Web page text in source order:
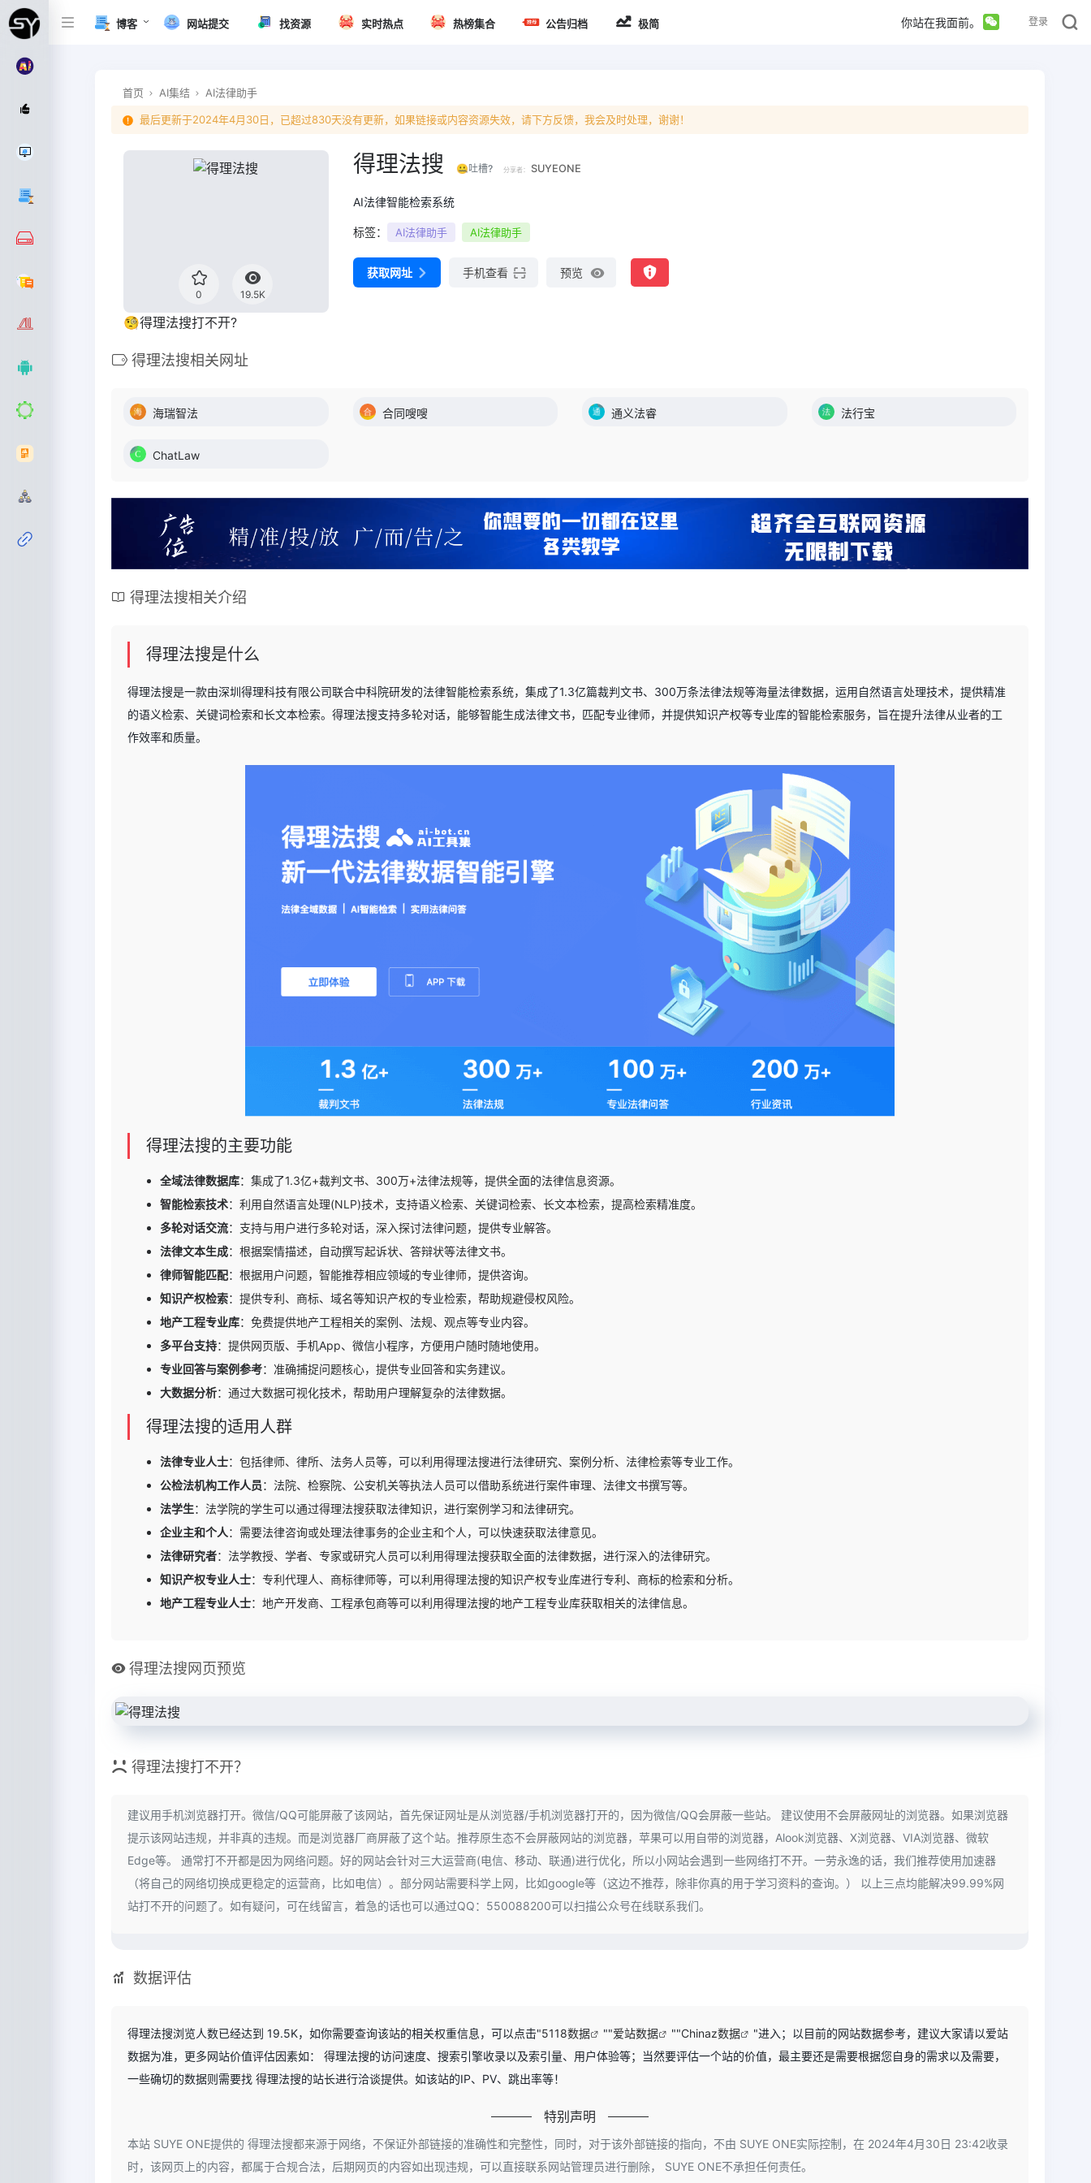
博客 网站提交 找资源 实时热点 热榜集合 公告归档 极简 你站在我面前。 登录
首页 AI集结 AI法律助手
最后更新于2024年4月30日，已超过830天没有更新，如果链接或内容资源失效，请下方反馈，我会及时处理，谢谢！
0 19.5K
🧐得理法搜打不开?
得理法搜 🤐吐槽? 分享者： SUYEONE
AI法律智能检索系统
标签： AI法律助手 AI法律助手
获取网址 手机查看 预览
得理法搜相关网址
海瑞智法 合同嗖嗖 通义法睿 法行宝
ChatLaw
得理法搜相关介绍
得理法搜是什么
得理法搜是一款由深圳得理科技有限公司联合中科院研发的法律智能检索系统，集成了1.3亿篇裁判文书、300万条法律法规等海量法律数据，运用自然语言处理技术，提供精准
的语义检索、关键词检索和长文本检索。得理法搜支持多轮对话，能够智能生成法律文书，匹配专业律师，并提供知识产权等专业库的智能检索服务，旨在提升法律从业者的工
作效率和质量。
得理法搜的主要功能
全域法律数据库：集成了1.3亿+裁判文书、300万+法律法规等，提供全面的法律信息资源。
智能检索技术：利用自然语言处理(NLP)技术，支持语义检索、关键词检索、长文本检索，提高检索精准度。
多轮对话交流：支持与用户进行多轮对话，深入探讨法律问题，提供专业解答。
法律文本生成：根据案情描述，自动撰写起诉状、答辩状等法律文书。
律师智能匹配：根据用户问题，智能推荐相应领域的专业律师，提供咨询。
知识产权检索：提供专利、商标、域名等知识产权的专业检索，帮助规避侵权风险。
地产工程专业库：免费提供地产工程相关的案例、法规、观点等专业内容。
多平台支持：提供网页版、手机App、微信小程序，方便用户随时随地使用。
专业回答与案例参考：准确捕捉问题核心，提供专业回答和实务建议。
大数据分析：通过大数据可视化技术，帮助用户理解复杂的法律数据。
得理法搜的适用人群
法律专业人士：包括律师、律所、法务人员等，可以利用得理法搜进行法律研究、案例分析、法律检索等专业工作。
公检法机构工作人员：法院、检察院、公安机关等执法人员可以借助系统进行案件审理、法律文书撰写等。
法学生：法学院的学生可以通过得理法搜获取法律知识，进行案例学习和法律研究。
企业主和个人：需要法律咨询或处理法律事务的企业主和个人，可以快速获取法律意见。
法律研究者：法学教授、学者、专家或研究人员可以利用得理法搜获取全面的法律数据，进行深入的法律研究。
知识产权专业人士：专利代理人、商标律师等，可以利用得理法搜的知识产权专业库进行专利、商标的检索和分析。
地产工程专业人士：地产开发商、工程承包商等可以利用得理法搜的地产工程专业库获取相关的法律信息。
得理法搜网页预览
得理法搜打不开？
建议用手机浏览器打开。微信/QQ可能屏蔽了该网站，首先保证网址是从浏览器/手机浏览器打开的，因为微信/QQ会屏蔽一些站。 建议使用不会屏蔽网址的浏览器。如果浏览器
提示该网站违规，并非真的违规。而是浏览器厂商屏蔽了这个站。推荐原生态不会屏蔽网站的浏览器，苹果可以用自带的浏览器，Alook浏览器、X浏览器、VIA浏览器、微软
Edge等。 通常打不开都是因为网络问题。好的网站会针对三大运营商(电信、移动、联通)进行优化，所以小网站会遇到一些网络打不开。一劳永逸的话，我们推荐使用加速器
（将自己的网络切换成更稳定的运营商，比如电信）。部分网站需要科学上网，比如google等（这边不推荐，除非你真的用于学习资料的查询。） 以上三点均能解决99.99%网
站打不开的问题了。如有疑问，可在线留言，着急的话也可以通过QQ：550088200可以扫描公众号在线联系我们。
数据评估
得理法搜浏览人数已经达到 19.5K，如你需要查询该站的相关权重信息，可以点击"5118数据 ""爱站数据 ""Chinaz数据
"进入；以目前的网站数据参考，建议大家请以爱站
数据为准，更多网站价值评估因素如： 得理法搜的访问速度、搜索引擎收录以及索引量、用户体验等；当然要评估一个站的价值，最主要还是需要根据您自身的需求以及需要，
一些确切的数据则需要找 得理法搜的站长进行洽谈提供。如该站的IP、PV、跳出率等！
特别声明
本站 SUYE ONE提供的 得理法搜都来源于网络，不保证外部链接的准确性和完整性，同时，对于该外部链接的指向，不由 SUYE ONE实际控制，在 2024年4月30日 23:42收录
时，该网页上的内容，都属于合规合法，后期网页的内容如出现违规，可以直接联系网站管理员进行删除， SUYE ONE不承担任何责任。